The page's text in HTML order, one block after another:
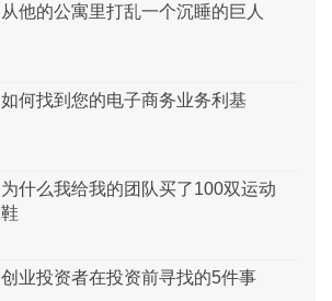
从他的公寓里打乱一个沉睡的巨人
如何找到您的电子商务业务利基
为什么我给我的团队买了100双运动
鞋
创业投资者在投资前寻找的5件事